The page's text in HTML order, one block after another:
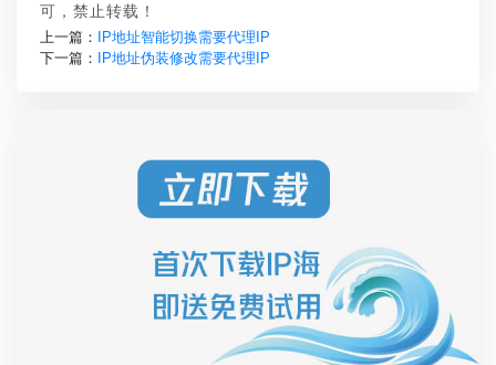
可，禁止转载！
上一篇：
IP地址智能切换需要代理IP
下一篇：
IP地址伪装修改需要代理IP